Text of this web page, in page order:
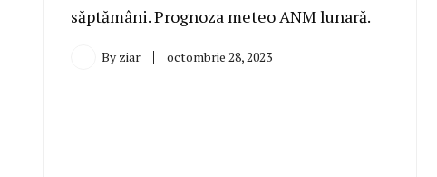
săptămâni. Prognoza meteo ANM lunară.
By ziar octombrie 28, 2023